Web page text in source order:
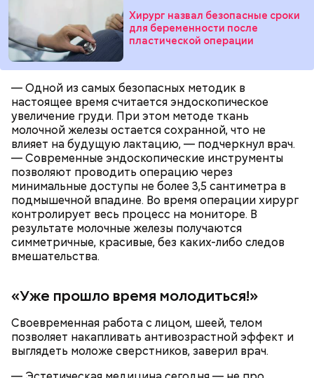
Хирург назвал безопасные сроки
для беременности после
пластической операции
— Одной из самых безопасных методик в
настоящее время считается эндоскопическое
увеличение груди. При этом методе ткань
молочной железы остается сохранной, что не
влияет на будущую лактацию, — подчеркнул врач.
— Современные эндоскопические инструменты
позволяют проводить операцию через
минимальные доступы не более 3,5 сантиметра в
подмышечной впадине. Во время операции хирург
контролирует весь процесс на мониторе. В
результате молочные железы получаются
симметричные, красивые, без каких-либо следов
вмешательства.
«Уже прошло время молодиться!»
Своевременная работа с лицом, шеей, телом
позволяет накапливать антивозрастной эффект и
выглядеть моложе сверстников, заверил врач.
кабачок;
брынза;
растительное масло;
помидоры черри либо грунтовые.
беременным, кормящим женщинам;
пожилым;
детям.
— Там может содержаться огромное количество
нитратов, которое вызовет головокружение,
гипоксию и ухудшение физического состояния, —
предостерегла Соломатина.